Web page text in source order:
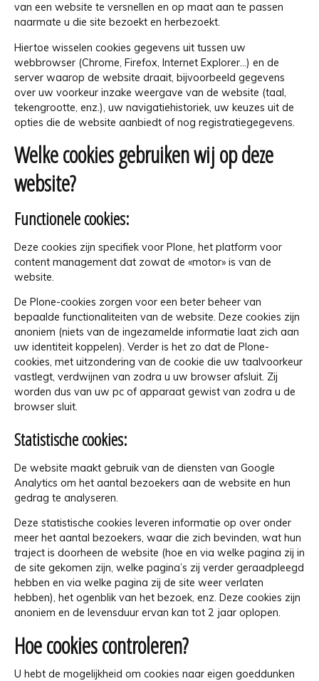
van een website te versnellen en op maat aan te passen
naarmate u die site bezoekt en herbezoekt.
Hiertoe wisselen cookies gegevens uit tussen uw
webbrowser (Chrome, Firefox, Internet Explorer…) en de
server waarop de website draait, bijvoorbeeld gegevens
over uw voorkeur inzake weergave van de website (taal,
tekengrootte, enz.), uw navigatiehistoriek, uw keuzes uit de
opties die de website aanbiedt of nog registratiegegevens.
Welke cookies gebruiken wij op deze
website?
Functionele cookies:
Deze cookies zijn specifiek voor Plone, het platform voor
content management dat zowat de «motor» is van de
website.
De Plone-cookies zorgen voor een beter beheer van
bepaalde functionaliteiten van de website. Deze cookies zijn
anoniem (niets van de ingezamelde informatie laat zich aan
uw identiteit koppelen). Verder is het zo dat de Plone-
cookies, met uitzondering van de cookie die uw taalvoorkeur
vastlegt, verdwijnen van zodra u uw browser afsluit. Zij
worden dus van uw pc of apparaat gewist van zodra u de
browser sluit.
Statistische cookies:
De website maakt gebruik van de diensten van Google
Analytics om het aantal bezoekers aan de website en hun
gedrag te analyseren.
Deze statistische cookies leveren informatie op over onder
meer het aantal bezoekers, waar die zich bevinden, wat hun
traject is doorheen de website (hoe en via welke pagina zij in
de site gekomen zijn, welke pagina’s zij verder geraadpleegd
hebben en via welke pagina zij de site weer verlaten
hebben), het ogenblik van het bezoek, enz. Deze cookies zijn
anoniem en de levensduur ervan kan tot 2 jaar oplopen.
Hoe cookies controleren?
U hebt de mogelijkheid om cookies naar eigen goeddunken